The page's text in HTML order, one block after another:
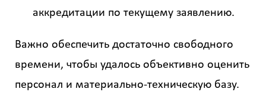
аккредитации по текущему заявлению.
Важно обеспечить достаточно свободного
времени, чтобы удалось объективно оценить
персонал и материально-техническую базу.